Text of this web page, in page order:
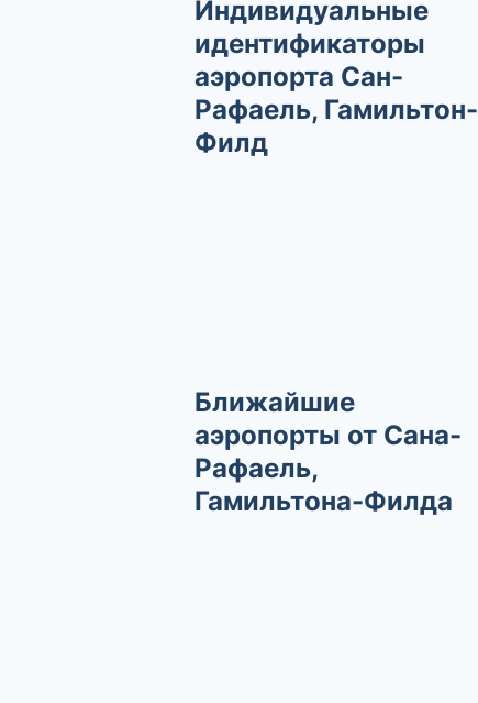
Индивидуальные
идентификаторы
аэропорта Сан-
Рафаель, Гамильтон-
Филд
Ближайшие
аэропорты от Сана-
Рафаель,
Гамильтона-Филда